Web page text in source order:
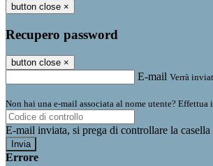
button close ×
Recupero password
button close ×
E-mail Verrà
Non hai una e-mail associata al nome utente? Effettua
E-mail inviata, si prega di controllare la
Errore